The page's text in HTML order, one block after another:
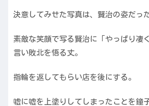
決意してみせた写真は、賢治の姿だった
素敵な笑顔で写る賢治に「やっぱり凄
言い敗北を悟る丈。
指輪を返してもらい店を後にする。
嘘に嘘を上塗りしてしまったことを鐘